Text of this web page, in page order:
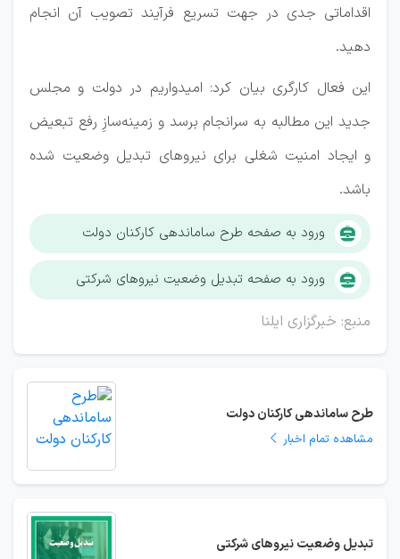
اقداماتی جدی در جهت تسریع فرآیند تصویب آن انجام
دهید.
این فعال کارگری بیان کرد: امیدواریم در دولت و مجلس
جدید این مطالبه به سرانجام برسد و زمینه‌سازِ رفع تبعیض
و ایجاد امنیت شغلی برای نیروهای تبدیل وضعیت شده
باشد.
ورود به صفحه طرح ساماندهی کارکنان دولت
ورود به صفحه تبدیل وضعیت نیروهای شرکتی
منبع: خبرگزاری ایلنا
طرح ساماندهی کارکنان دولت
مشاهده تمام اخبار
تبدیل وضعیت نیروهای شرکتی